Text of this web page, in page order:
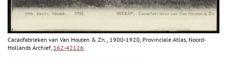
Cacaofabrieken van Van Houten & Zn., 1900-1920, Provinciale Atlas, Noord-
Hollands Archief, 162-42126.